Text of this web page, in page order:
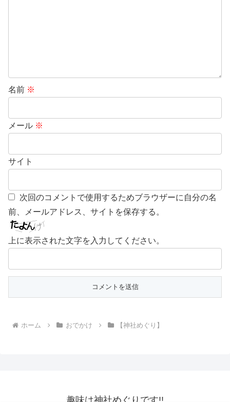
名前 ※
メール ※
サイト
次回のコメントで使用するためブラウザーに自分の名
前、メールアドレス、サイトを保存する。
上に表示された文字を入力してください。
ホーム おでかけ 【神社めぐり】
趣味は神社めぐりです!!